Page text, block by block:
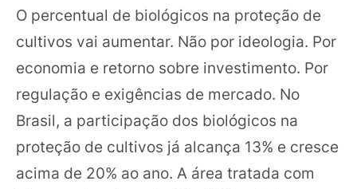
O percentual de biológicos na proteção de
cultivos vai aumentar. Não por ideologia. Por
economia e retorno sobre investimento. Por
regulação e exigências de mercado. No
Brasil, a participação dos biológicos na
proteção de cultivos já alcança 13% e cresce
acima de 20% ao ano. A área tratada com